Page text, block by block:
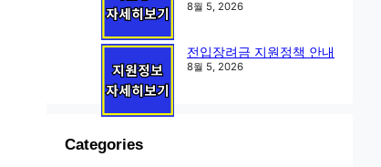
8월 5, 2026
전입장려금 지원정책 안내
8월 5, 2026
Categories